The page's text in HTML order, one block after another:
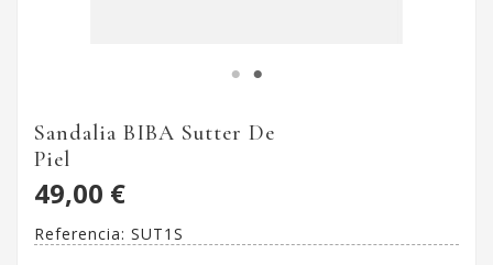
Sandalia BIBA Sutter De
Piel
49,00 €
Referencia: SUT1S